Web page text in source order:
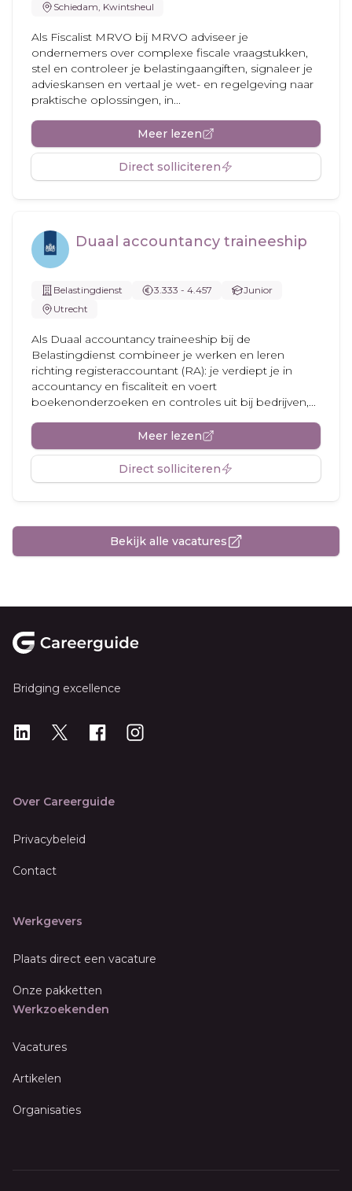
Schiedam, Kwintsheul
Als Fiscalist MRVO bij MRVO adviseer je
ondernemers over complexe fiscale vraagstukken,
stel en controleer je belastingaangiften, signaleer je
advieskansen en vertaal je wet- en regelgeving naar
praktische oplossingen, in...
Meer lezen
Direct solliciteren
Duaal accountancy traineeship
Belastingdienst 3.333 - 4.457
Junior
Utrecht
Als Duaal accountancy traineeship bij de
Belastingdienst combineer je werken en leren
richting registeraccountant (RA): je verdiept je in
accountancy en fiscaliteit en voert
boekenonderzoeken en controles uit bij bedrijven,...
Meer lezen
Direct solliciteren
Bekijk alle vacatures
Bridging excellence
LinkedIn
X Instagram
Over Careerguide
Privacybeleid
Contact
Werkgevers
Plaats direct een vacature
Onze pakketten
Werkzoekenden
Vacatures
Artikelen
Organisaties